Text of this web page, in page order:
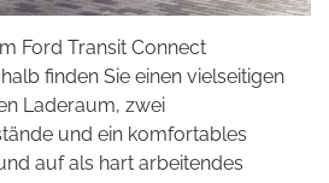
Ford Transit Connect
finden Sie einen vielseitigen
Laderaum, zwei
und ein komfortables
auf als hart arbeitendes